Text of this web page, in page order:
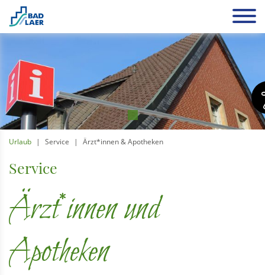
Urlaub Service Ärzt*innen & Apotheken
Service
Ärzt*innen und
Apotheken